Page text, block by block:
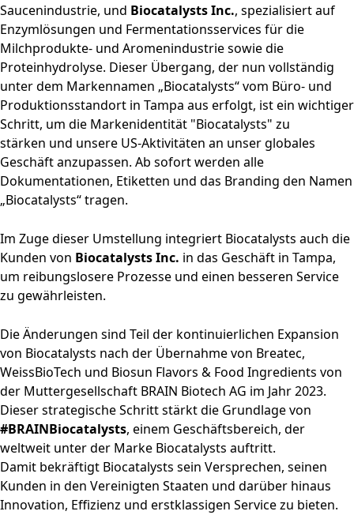
Saucenindustrie, und Biocatalysts Inc., spezialisiert auf
Enzymlösungen und Fermentationsservices für die
Milchprodukte- und Aromenindustrie sowie die
Proteinhydrolyse. Dieser Übergang, der nun vollständig
unter dem Markennamen „Biocatalysts“ vom Büro- und
Produktionsstandort in Tampa aus erfolgt, ist ein wichtiger
Schritt, um die Markenidentität "Biocatalysts" zu
stärken und unsere US-Aktivitäten an unser globales
Geschäft anzupassen. Ab sofort werden alle
Dokumentationen, Etiketten und das Branding den Namen
„Biocatalysts“ tragen.
Im Zuge dieser Umstellung integriert Biocatalysts auch die
Kunden von Biocatalysts Inc. in das Geschäft in Tampa,
um reibungslosere Prozesse und einen besseren Service
zu gewährleisten.
Die Änderungen sind Teil der kontinuierlichen Expansion
von Biocatalysts nach der Übernahme von Breatec,
WeissBioTech und Biosun Flavors & Food Ingredients von
der Muttergesellschaft BRAIN Biotech AG im Jahr 2023.
Dieser strategische Schritt stärkt die Grundlage von
#BRAINBiocatalysts, einem Geschäftsbereich, der
weltweit unter der Marke Biocatalysts auftritt.
Damit bekräftigt Biocatalysts sein Versprechen, seinen
Kunden in den Vereinigten Staaten und darüber hinaus
Innovation, Effizienz und erstklassigen Service zu bieten.